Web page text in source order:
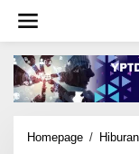
konten
Homepage / Hiburan